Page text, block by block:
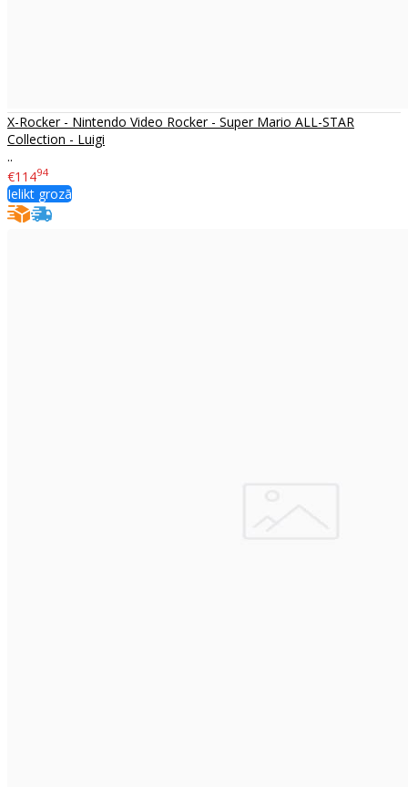
X-Rocker - Nintendo Video Rocker - Super Mario ALL-STAR
Collection - Luigi
..
€11494
Ielikt grozā